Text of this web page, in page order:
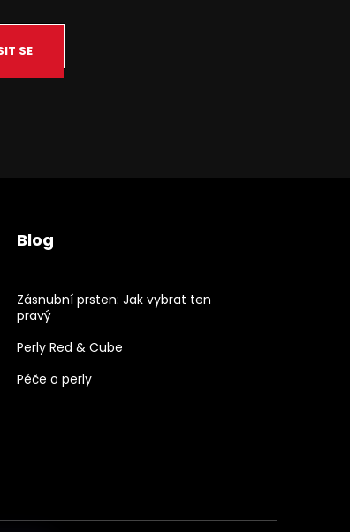
SE
Blog
Zásnubní prsten: Jak vybrat ten
pravý
Perly Red & Cube
Péče o perly